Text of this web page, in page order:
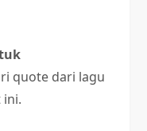
quote dari lagu
ini.